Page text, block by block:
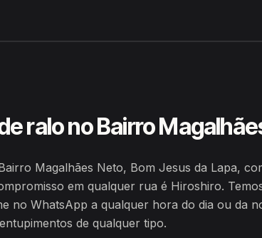
ralo no Bairro
Magalhães Neto, Bom Jesus da Lapa,
em qualquer rua é Hiroshiro.
no WhatsApp a qualquer hora do dia ou da
de qualquer tipo.